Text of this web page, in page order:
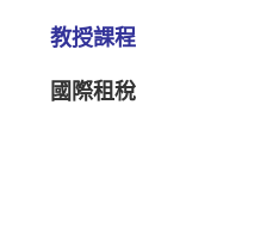
教授課程
國際租稅